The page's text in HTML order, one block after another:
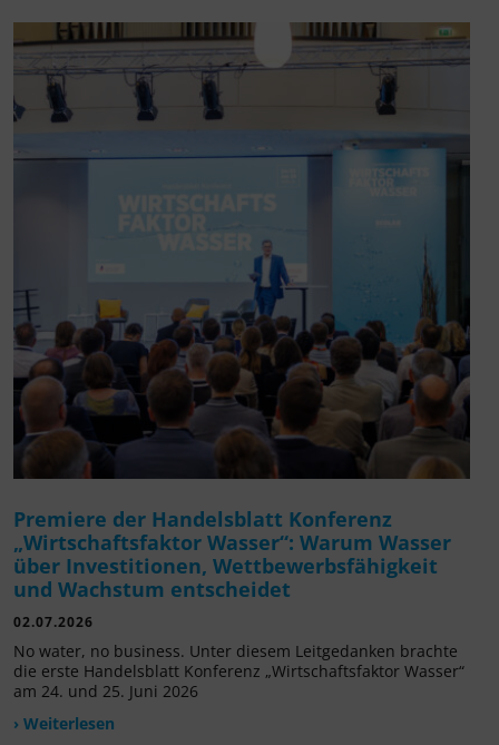
Premiere der Handelsblatt Konferenz
„Wirtschaftsfaktor Wasser“: Warum Wasser
über Investitionen, Wettbewerbsfähigkeit
und Wachstum entscheidet
02.07.2026
No water, no business. Unter diesem Leitgedanken brachte
die erste Handelsblatt Konferenz „Wirtschaftsfaktor Wasser“
am 24. und 25. Juni 2026
› Weiterlesen